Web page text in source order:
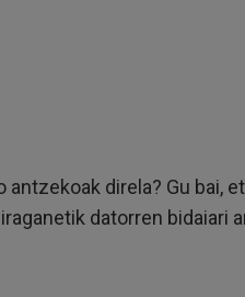
direla? Gu bai,
datorren bidaiari